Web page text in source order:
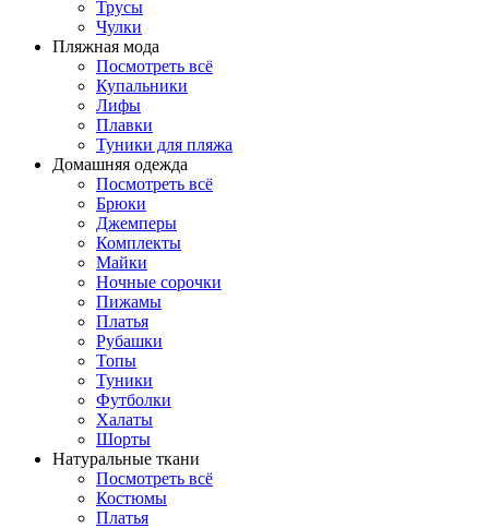
Трусы
Чулки
Пляжная мода
Посмотреть всё
Купальники
Лифы
Плавки
Туники для пляжа
Домашняя одежда
Посмотреть всё
Брюки
Джемперы
Комплекты
Майки
Ночные сорочки
Пижамы
Платья
Рубашки
Топы
Туники
Футболки
Халаты
Шорты
Натуральные ткани
Посмотреть всё
Костюмы
Платья